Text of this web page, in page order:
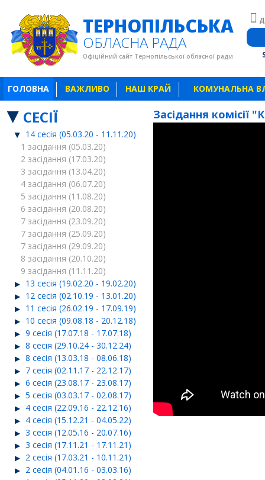
ТЕРНОПІЛЬСЬКА
ОБЛАСНА РАДА
Офіційний сайт Тернопільської обласної ради
ГОЛОВНА ВАЖЛИВО НАШ КРАЙ КОМУНАЛЬНА
СЕСІЇ
14 сесія (05.03.20 - 11.11.20)
1 засідання (05.03.20)
2 засідання (17.03.20)
3 засідання (13.04.20)
4 засідання (06.07.20)
5 засідання (11.08.20)
6 засідання (20.08.20)
7 засідання (23.09.20)
7 засідання (25.09.20)
7 засідання (29.09.20)
8 засідання (20.10.20)
9 засідання (11.11.20)
13 сесія (19.02.20 - 19.02.20)
12 сесія (02.10.19 - 13.01.20)
11 сесія (26.02.19 - 17.09.19)
10 сесія (09.08.18 - 20.12.18)
9 сесія (17.07.18 - 17.07.18)
8 сесія (29.10.24 - 30.12.24)
8 сесія (13.03.18 - 08.06.18)
7 сесія (02.11.17 - 22.12.17)
6 сесія (23.08.17 - 23.08.17)
5 сесія (03.03.17 - 02.08.17)
4 сесія (22.09.16 - 22.12.16)
4 сесія (15.12.21 - 04.05.22)
3 сесія (12.05.16 - 20.07.16)
3 сесія (17.11.21 - 17.11.21)
2 сесія (17.03.21 - 10.11.21)
2 сесія (04.01.16 - 03.03.16)
Засідання комісії